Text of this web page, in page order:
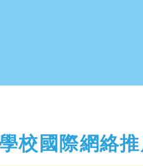
校國際網絡